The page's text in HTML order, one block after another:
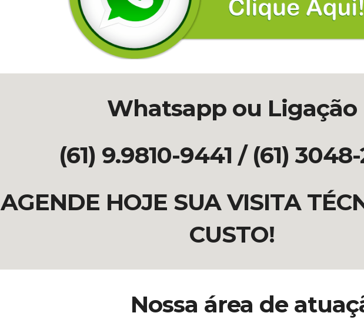
Whatsapp ou Ligação
(61) 9.9810-9441 / (61)
AGENDE HOJE SUA VISITA
CUSTO!
Nossa área de